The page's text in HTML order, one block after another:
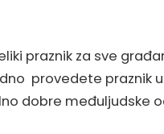
praznik za sve
provedete praznik
dobre međuljudske